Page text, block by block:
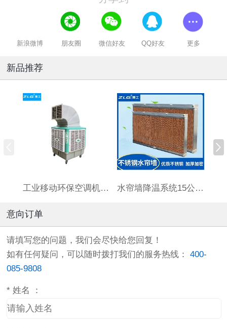
新浪微博 朋友圈 微信好友 QQ好友 更多
新品推荐
工业移动环保空调机HBCS180连体水箱 水帘墙降温系统15公分厚标准7090订制湿帘墙养殖场大棚铝合金
意向订单
请填写您的问题，我们会尽快给您回复！
如有任何疑问，可以随时拨打我们的服务热线： 400-
085-9808
* 姓名 ：